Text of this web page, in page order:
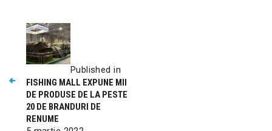
Published in
FISHING MALL EXPUNE MII
DE PRODUSE DE LA PESTE
20 DE BRANDURI DE
RENUME